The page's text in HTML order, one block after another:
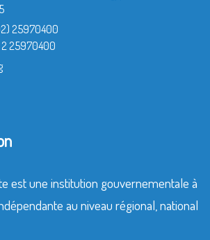
25970400
25970400
est une institution gouvernementale à
au niveau régional, national